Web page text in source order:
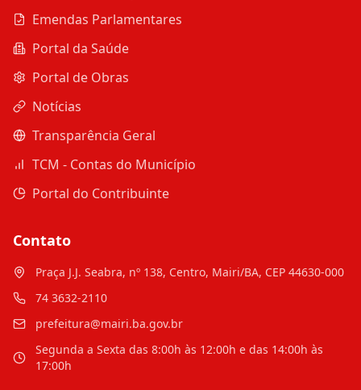
Emendas Parlamentares
Portal da Saúde
Portal de Obras
Notícias
Transparência Geral
TCM - Contas do Município
Portal do Contribuinte
Contato
Praça J.J. Seabra, nº 138, Centro, Mairi/BA, CEP 44630-000
74 3632-2110
prefeitura@mairi.ba.gov.br
Segunda a Sexta das 8:00h às 12:00h e das 14:00h às
17:00h